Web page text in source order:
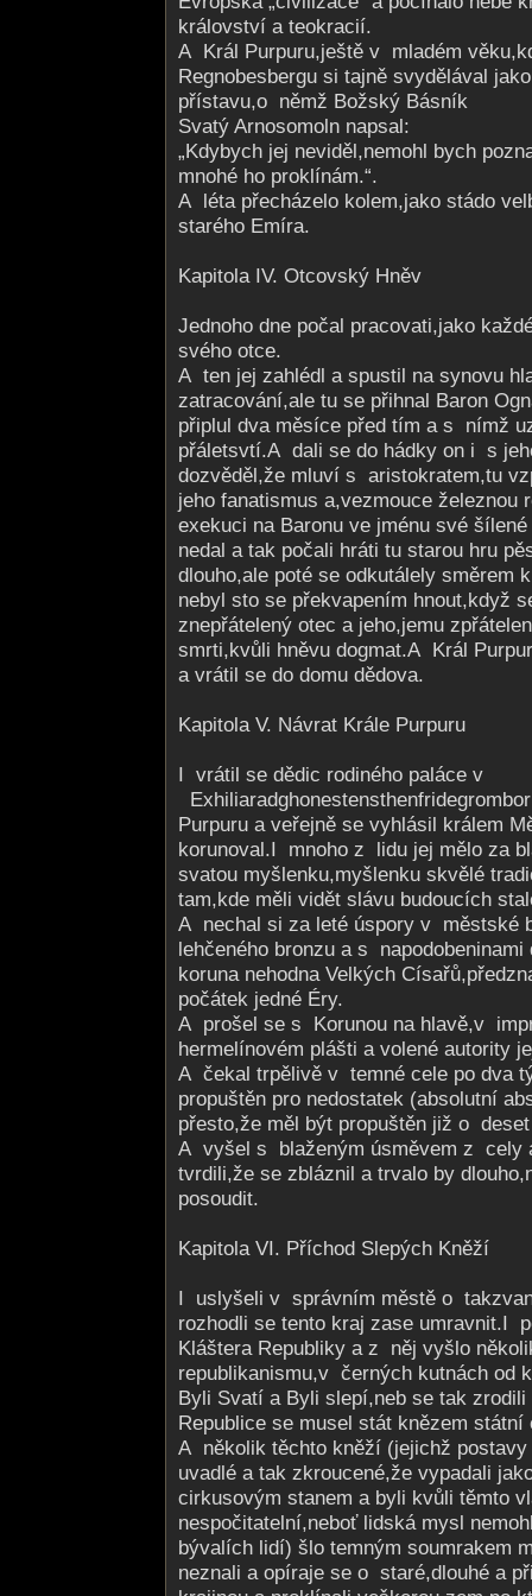
království a teokracií.
A Král Purpuru,ještě v mladém
Regnobesbergu si tajně svydělával
přístavu,o němž Božský Básník
Svatý Arnosomoln napsal:
„Kdybych jej neviděl,nemohl bych
mnohé ho proklínám.“.
A léta přecházelo kolem,jako stádo
starého Emíra.
Kapitola IV. Otcovský Hněv
Jednoho dne počal pracovati,jako
svého otce.
A ten jej zahlédl a spustil na synovu
zatracování,ale tu se přihnal Baron
připlul dva měsíce před tím a s nímž
přáletsvtí.A dali se do hádky on i s
dozvěděl,že mluví s aristokratem,tu
jeho fanatismus a,vezmouce železnou
exekuci na Baronu ve jménu své
nedal a tak počali hráti tu starou hru
dlouho,ale poté se odkutálely směrem
nebyl sto se překvapením hnout,když
znepřátelený otec a jeho,jemu
smrti,kvůli hněvu dogmat.A Král
a vrátil se do domu dědova.
Kapitola V. Návrat Krále Purpuru
I vrátil se dědic rodiného paláce v
Purpuru a veřejně se vyhlásil králem
korunoval.I mnoho z lidu jej mělo za
svatou myšlenku,myšlenku skvělé
tam,kde měli vidět slávu budoucích
A nechal si za leté úspory v městské
lehčeného bronzu a s napodobeninami
koruna nehodna Velkých
počátek jedné Éry.
A prošel se s Korunou na hlavě,v
hermelínovém plášti a volené autority
A čekal trpělivě v temné cele po dva
propuštěn pro nedostatek (absolutní
přesto,že měl být propuštěn již o
A vyšel s blaženým úsměvem z cely
tvrdili,že se zbláznil a trvalo by
posoudit.
Kapitola VI. Příchod Slepých Kněží
I uslyšeli v správním městě o
rozhodli se tento kraj zase umravnit.I
Kláštera Republiky a z něj vyšlo
republikanismu­,v černých kutnách od
Byli Svatí a Byli slepí,neb se tak
Republice se musel stát knězem státní
A několik těchto kněží (jejichž
uvadlé a tak zkroucené,že vypadali
cirkusovým stanem a byli kvůli těmto
nespočitatelní­,neboť lidská mysl
bývalích lidí) šlo temným soumrakem
neznali a opíraje se o staré,dlouhé a